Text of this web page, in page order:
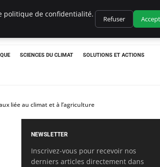
SCIENCES DU CLIMAT SOLUTIONS ET ACTIONS
liée au climat et à l’agriculture
NEWSLETTER
Inscrivez-vous pour recevoir nos
derniers articles directement dans
politique de confidentialité.
Refuser